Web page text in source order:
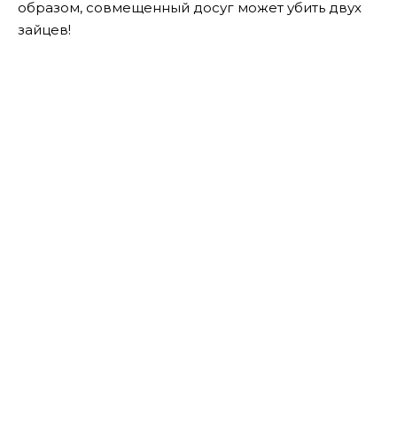
образом, совмещенный досуг может убить двух
зайцев!